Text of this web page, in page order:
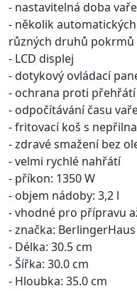
- nastavitelná doba
- několik
různých druhů pokrmů
- LCD displej
- dotykový ovládací
- ochrana proti přehřátí
- odpočítávání času
- fritovací koš s
- zdravé smažení bez
- velmi rychlé nahřátí
- příkon: 1350 W
- objem nádoby: 3,2 l
- vhodné pro přípravu
- značka: BerlingerHaus
- Délka: 30.5 cm
- Šířka: 30.0 cm
- Hloubka: 35.0 cm